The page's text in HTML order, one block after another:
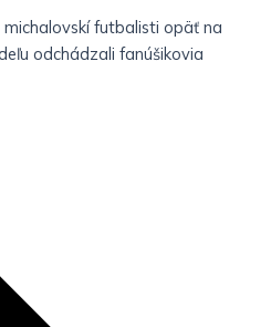
futbalisti opäť na
odchádzali fanúšikovia